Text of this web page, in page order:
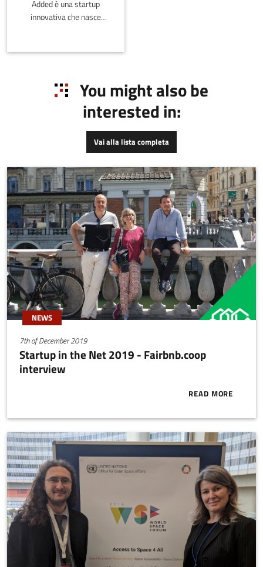
Added è una startup
innovativa che nasce
lo sviluppo e la produzione
personalizzati sul paziente
e realizzati tramite
stampa 3D. Siamo anche
in grado di fornire
soluzioni per l'industria
per la progettazione e la
componenti realizzati
tramite additive
manufacturing. Le
principali attività di Added
riguardano:
You might also be
interested in:
Vai alla lista completa
NEWS
7th of December 2019
Startup in the Net 2019 - Fairbnb.coop
interview
READ MORE
ABOUT